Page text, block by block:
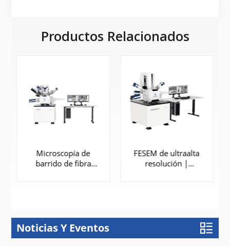
Productos Relacionados
Microscopía de
barrido de fibra
FESEM de ultraalta
resolución |
Noticias Y Eventos